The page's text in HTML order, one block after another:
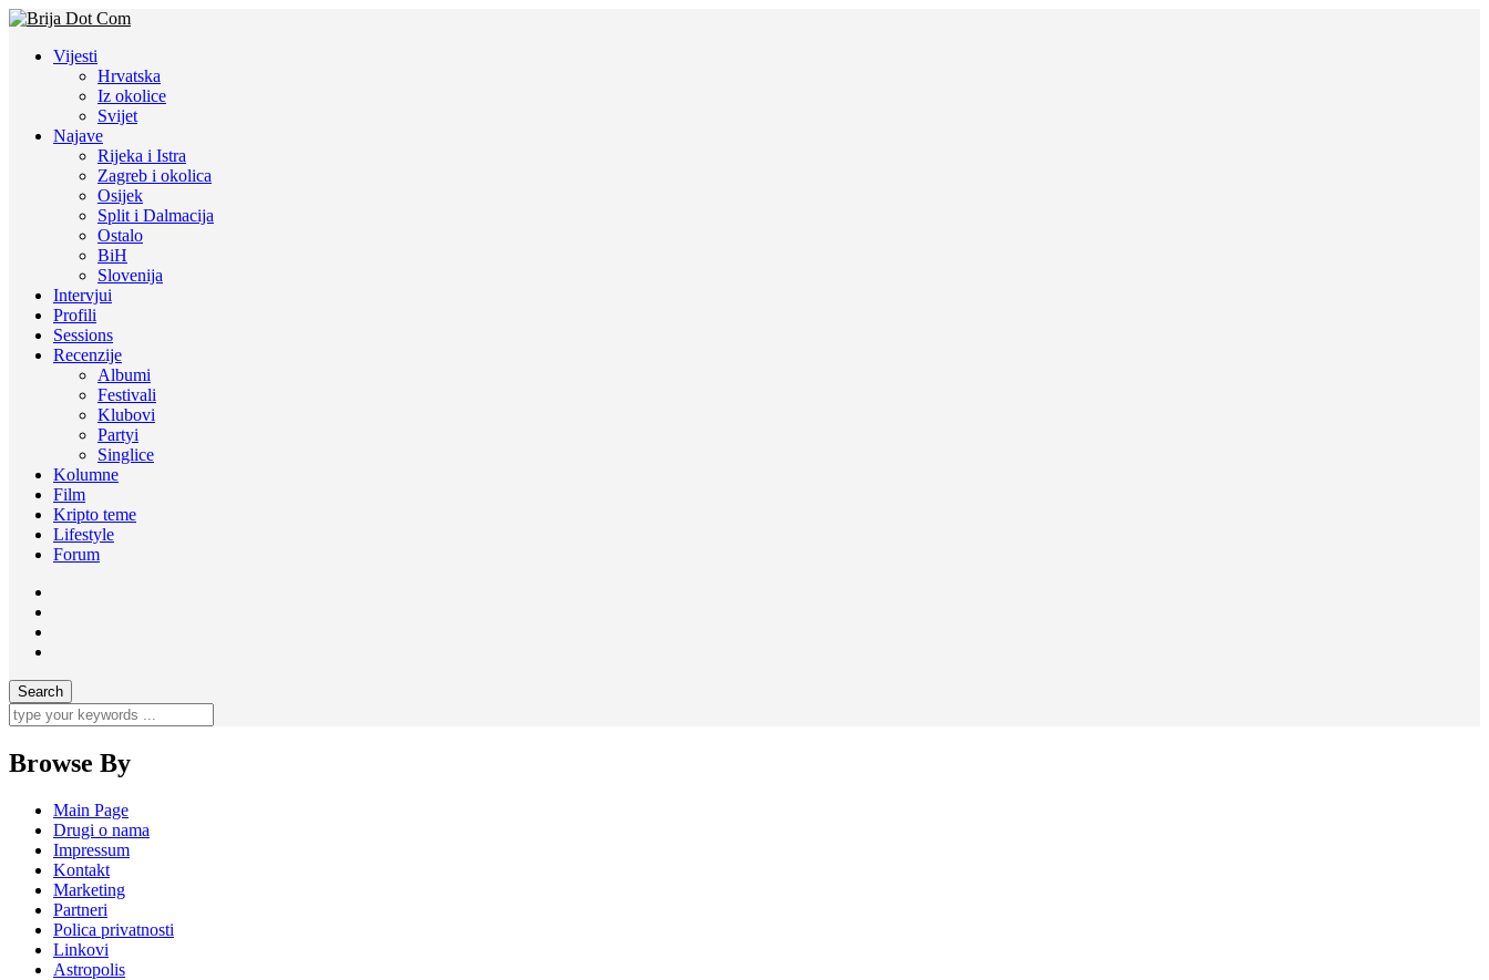
Vijesti
Hrvatska
Iz okolice
Svijet
Najave
Rijeka i Istra
Zagreb i okolica
Osijek
Split i Dalmacija
Ostalo
BiH
Slovenija
Intervjui
Profili
Sessions
Recenzije
Albumi
Festivali
Klubovi
Partyi
Singlice
Kolumne
Film
Kripto teme
Lifestyle
Forum
Browse By
Main Page
Drugi o nama
Impressum
Kontakt
Marketing
Partneri
Polica privatnosti
Linkovi
Astropolis